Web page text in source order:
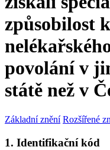
způsobilost
povolání v
státě než v
Základní znění Rozšířené
1. Identifikační kód